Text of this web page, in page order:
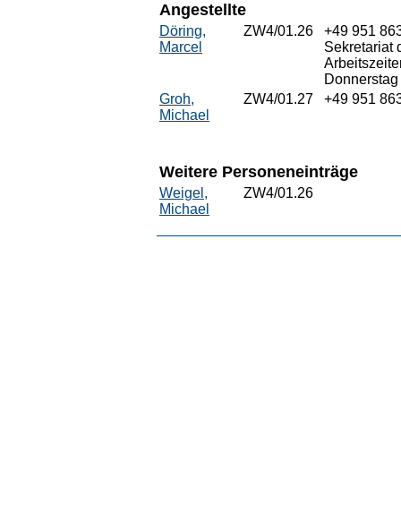
Angestellte
Döring,
Marcel
ZW4/01.26
+49 951
Sekretariat
Groh,
Michael
ZW4/01.27 +49 951
Weitere Personeneinträge
Weigel,
Michael
ZW4/01.26